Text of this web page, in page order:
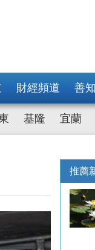
財經頻道 善
基隆 宜蘭
推薦